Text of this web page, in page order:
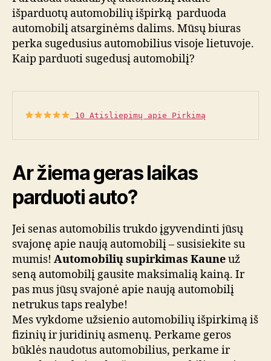
išparduotų automobilių išpirką parduoda
automobilį atsarginėms dalims. Mūsų biuras
perka sugedusius automobilius visoje lietuvoje.
Kaip parduoti sugedusį automobilį?
10 Atisliepimų apie Pirkimą
Ar žiema geras laikas
parduoti auto?
Jei senas automobilis trukdo įgyvendinti jūsų
svajonę apie naują automobilį – susisiekite su
mumis! Automobilių supirkimas Kauneuž
seną automobilį gausite maksimalią kainą. Ir
pas mus jūsų svajonė apie naują automobilį
netrukus taps realybe!
Mes vykdome užsienio automobilių išpirkimą iš
fizinių ir juridinių asmenų. Perkame geros
būklės naudotus automobilius, perkame ir